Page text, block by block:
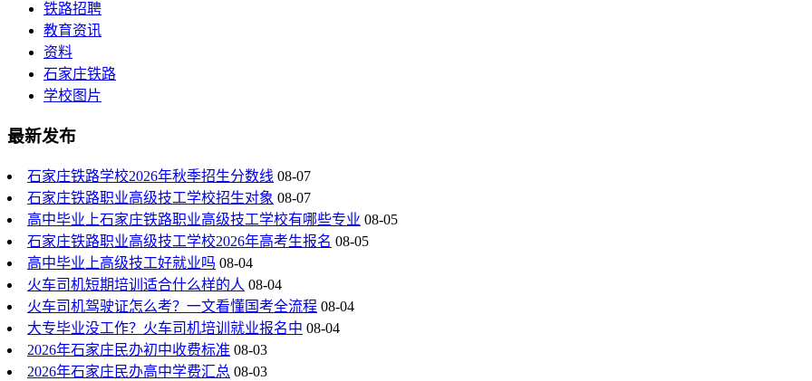
铁路招聘
教育资讯
资料
石家庄铁路
学校图片
最新发布
石家庄铁路学校2026年秋季招生分数线 08-07
石家庄铁路职业高级技工学校招生对象 08-07
高中毕业上石家庄铁路职业高级技工学校有哪些专业 08-05
石家庄铁路职业高级技工学校2026年高考生报名 08-05
高中毕业上高级技工好就业吗 08-04
火车司机短期培训适合什么样的人 08-04
火车司机驾驶证怎么考？一文看懂国考全流程 08-04
大专毕业没工作？火车司机培训就业报名中 08-04
2026年石家庄民办初中收费标准 08-03
2026年石家庄民办高中学费汇总 08-03